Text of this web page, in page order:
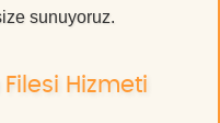
sunuyoruz.
Hizmeti